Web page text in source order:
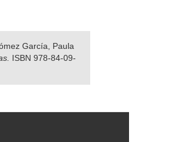
García, Paula
ISBN 978-84-09-